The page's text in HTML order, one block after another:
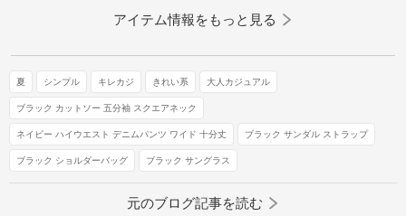
アイテム情報をもっと見る
夏 シンプル キレカジ きれい系 大人カジュアル
ブラック カットソー 五分袖 スクエアネック
ネイビー ハイウエスト デニムパンツ ワイド 十分丈 ブラック サンダル ストラップ
ブラック ショルダーバッグ ブラック サングラス
元のブログ記事を読む